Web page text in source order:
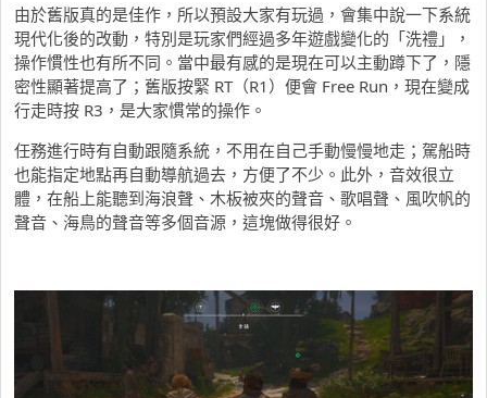
由於舊版真的是佳作，所以預設大家有玩過，會集中說一下系統
現代化後的改動，特別是玩家們經過多年遊戲變化的「洗禮」，
操作慣性也有所不同。當中最有感的是現在可以主動蹲下了，隱
密性顯著提高了；舊版按緊 RT（R1）便會 Free Run，現在變成
行走時按 R3，是大家慣常的操作。
任務進行時有自動跟隨系統，不用在自己手動慢慢地走；駕船時
也能指定地點再自動導航過去，方便了不少。此外，音效很立
體，在船上能聽到海浪聲、木板被夾的聲音、歌唱聲、風吹帆的
聲音、海鳥的聲音等多個音源，這塊做得很好。